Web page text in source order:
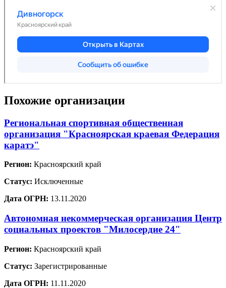
Похожие организации
Региональная спортивная общественная
организация "Красноярская краевая Федерация
каратэ"
Регион: Красноярский край
Статус: Исключенные
Дата ОГРН: 13.11.2020
Автономная некоммерческая организация Центр
социальных проектов "Милосердие 24"
Регион: Красноярский край
Статус: Зарегистрированные
Дата ОГРН: 11.11.2020